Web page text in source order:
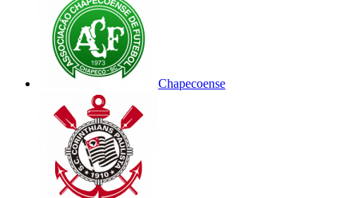
Chapecoense